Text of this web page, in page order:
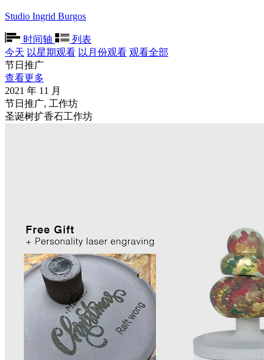
Studio Ingrid Burgos
时间轴
列表
今天 以星期观看 以月份观看 观看全部
节日推广
查看更多
2021 年 11 月
节日推广, 工作坊
圣诞树扩香石工作坊